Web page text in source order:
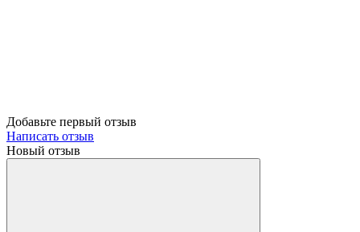
Добавьте первый отзыв
Написать отзыв
Новый отзыв